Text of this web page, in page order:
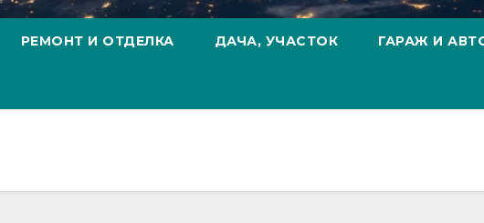
РЕМОНТ И ОТДЕЛКА ДАЧА, УЧАСТОК ГАРАЖ И